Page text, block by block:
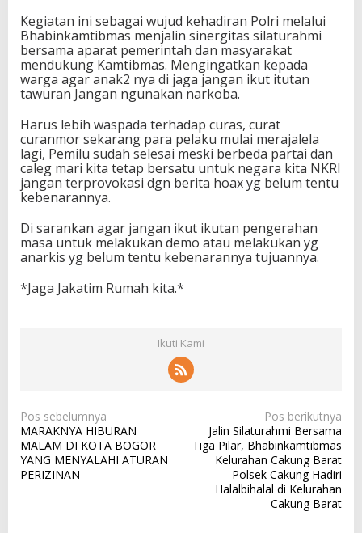
Kegiatan ini sebagai wujud kehadiran Polri melalui
Bhabinkamtibmas menjalin sinergitas silaturahmi
bersama aparat pemerintah dan masyarakat
mendukung Kamtibmas. Mengingatkan kepada
warga agar anak2 nya di jaga jangan ikut itutan
tawuran Jangan ngunakan narkoba.
Harus lebih waspada terhadap curas, curat
curanmor sekarang para pelaku mulai merajalela
lagi, Pemilu sudah selesai meski berbeda partai dan
caleg mari kita tetap bersatu untuk negara kita NKRI
jangan terprovokasi dgn berita hoax yg belum tentu
kebenarannya.
Di sarankan agar jangan ikut ikutan pengerahan
masa untuk melakukan demo atau melakukan yg
anarkis yg belum tentu kebenarannya tujuannya.
*Jaga Jakatim Rumah kita.*
Ikuti Kami
N
a
v
i
Pos sebelumnya
MARAKNYA HIBURAN
MALAM DI KOTA BOGOR
YANG MENYALAHI ATURAN
PERIZINAN
Pos berikutnya
Jalin Silaturahmi Bersama
Tiga Pilar, Bhabinkamtibmas
Kelurahan Cakung Barat
Polsek Cakung Hadiri
Halalbihalal di Kelurahan
Cakung Barat